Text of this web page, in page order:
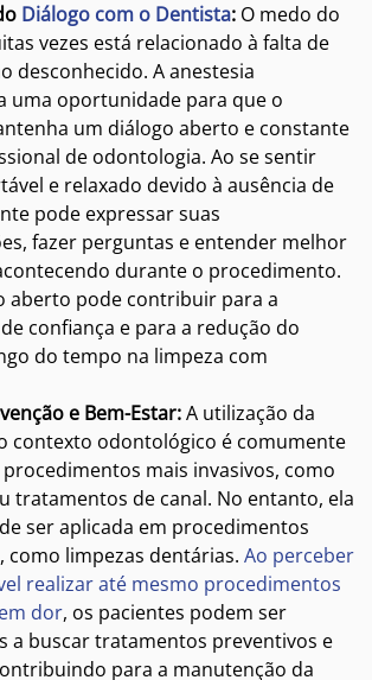
Diálogo com o Dentista: O medo do
vezes está relacionado à falta de
desconhecido. A anestesia
uma oportunidade para que o
um diálogo aberto e constante
de odontologia. Ao se sentir
e relaxado devido à ausência de
pode expressar suas
fazer perguntas e entender melhor
durante o procedimento.
aberto pode contribuir para a
confiança e para a redução do
do tempo na limpeza com
e Bem-Estar:A utilização da
contexto odontológico é comumente
procedimentos mais invasivos, como
tratamentos de canal. No entanto, ela
ser aplicada em procedimentos
como limpezas dentárias. Ao perceber
realizar até mesmo procedimentos
dor, os pacientes podem ser
a buscar tratamentos preventivos e
para a manutenção da